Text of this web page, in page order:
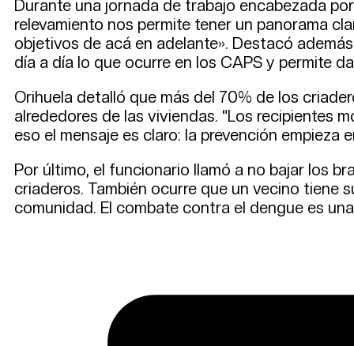
Durante una jornada de trabajo encabezada
relevamiento nos permite tener un panorama
objetivos de acá en adelante». Destacó
día a día lo que ocurre en los CAPS y permite
Orihuela detalló que más del 70% de los
alrededores de las viviendas. “Los recipientes
eso el mensaje es claro: la prevención empieza
Por último, el funcionario llamó a no bajar los
criaderos. También ocurre que un vecino tiene
comunidad. El combate contra el dengue es